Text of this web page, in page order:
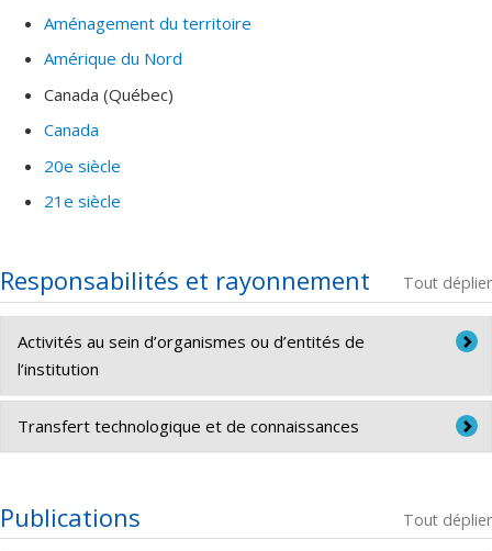
Aménagement du territoire
Amérique du Nord
Canada (Québec)
Canada
20e siècle
21e siècle
Responsabilités et rayonnement Tout déplier
Activités au sein d’organismes ou d’entités de
l’institution
Assistant technique,Portes ouvertes de l’Université de
Montréal. Faculté de l’aménagement, École d’urbanisme et
Transfert technologique et de connaissances
Méthodes et techniques d’analyse en urbanisme. École
d'urbanisme et d'architecture de paysage, Université de
Publications Tout déplier